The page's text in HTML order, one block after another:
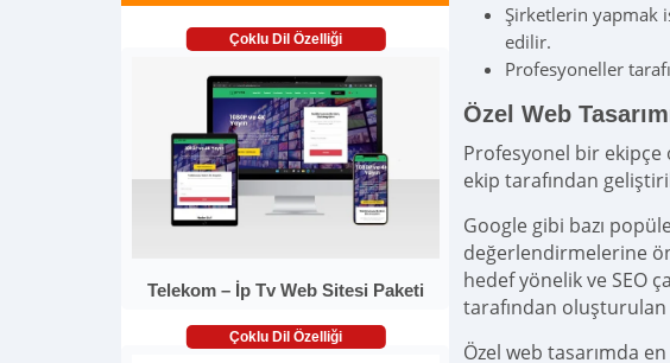
Çoklu Dil Özelliği
Telekom – İp Tv Web Sitesi Paketi
Çoklu Dil Özelliği
Şirketlerin yapmak
edilir.
Profesyoneller
Özel Web
Profesyonel bir ekipçe
ekip tarafından
Google gibi bazı
değerlendirmelerine
hedef yönelik ve SEO
tarafından oluşturulan
Özel web tasarımda